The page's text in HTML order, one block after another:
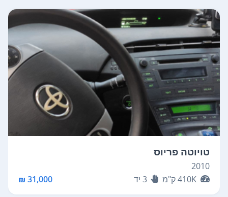
טויוטה פריוס
2010
410Kק"מ 3 יד 31,000 ₪